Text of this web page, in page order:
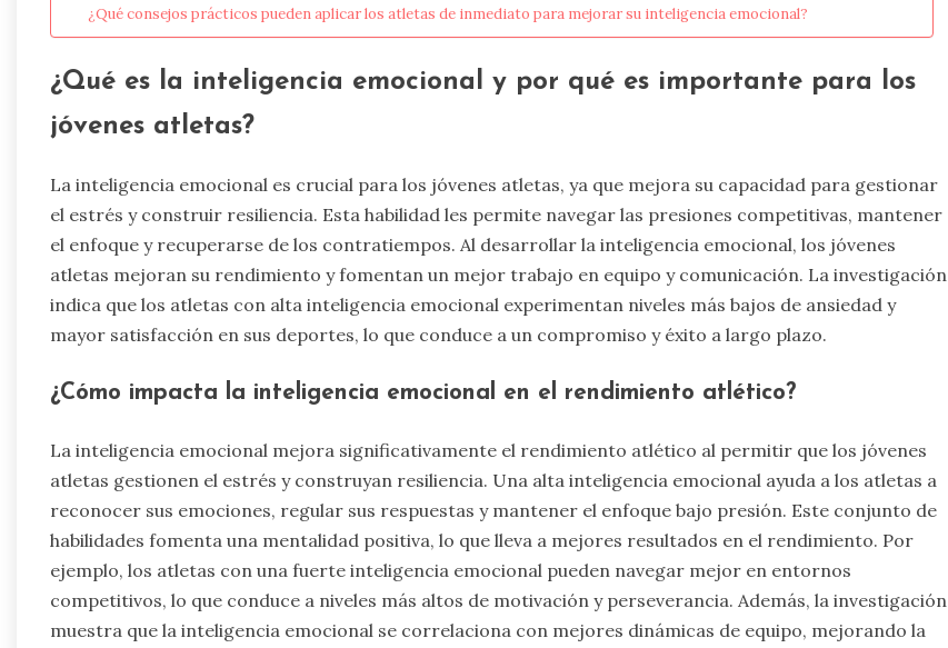
¿Qué consejos prácticos pueden aplicar los atletas de inmediato para mejorar su inteligencia emocional?
¿Qué es la inteligencia emocional y por qué es importante para los
jóvenes atletas?
La inteligencia emocional es crucial para los jóvenes atletas, ya que mejora su capacidad para gestionar
el estrés y construir resiliencia. Esta habilidad les permite navegar las presiones competitivas, mantener
el enfoque y recuperarse de los contratiempos. Al desarrollar la inteligencia emocional, los jóvenes
atletas mejoran su rendimiento y fomentan un mejor trabajo en equipo y comunicación. La investigación
indica que los atletas con alta inteligencia emocional experimentan niveles más bajos de ansiedad y
mayor satisfacción en sus deportes, lo que conduce a un compromiso y éxito a largo plazo.
¿Cómo impacta la inteligencia emocional en el rendimiento atlético?
La inteligencia emocional mejora significativamente el rendimiento atlético al permitir que los jóvenes
atletas gestionen el estrés y construyan resiliencia. Una alta inteligencia emocional ayuda a los atletas a
reconocer sus emociones, regular sus respuestas y mantener el enfoque bajo presión. Este conjunto de
habilidades fomenta una mentalidad positiva, lo que lleva a mejores resultados en el rendimiento. Por
ejemplo, los atletas con una fuerte inteligencia emocional pueden navegar mejor en entornos
competitivos, lo que conduce a niveles más altos de motivación y perseverancia. Además, la investigación
muestra que la inteligencia emocional se correlaciona con mejores dinámicas de equipo, mejorando la